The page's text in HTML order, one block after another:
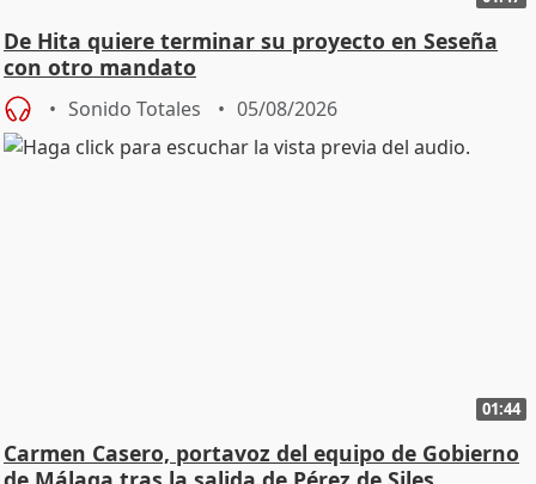
De Hita quiere terminar su proyecto en Seseña
con otro mandato
Sonido Totales 05/08/2026
01:44
Carmen Casero, portavoz del equipo de Gobierno